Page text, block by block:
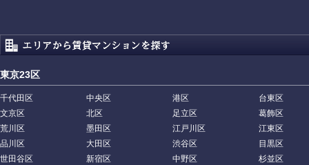
東京23区
千代田区 中央区 港区
台東区
文京区
北区 足立区
葛飾区
荒川区
墨田区 江戸川区
江東区
品川区
大田区 渋谷区
目黒区
世田谷区
新宿区 中野区
杉並区